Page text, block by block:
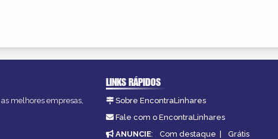
melhores empresas,
LINKS RÁPIDOS
Sobre EncontraLinhares
Fale com o EncontraLinhares
ANUNCIE: Com destaque | Grátis